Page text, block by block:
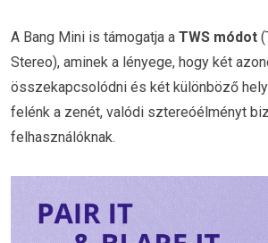
A Bang Mini is támogatja a TWS módot
Stereo), aminek a lényege, hogy két
összekapcsolódni és két különböző
felénk a zenét, valódi sztereóélményt
felhasználóknak.